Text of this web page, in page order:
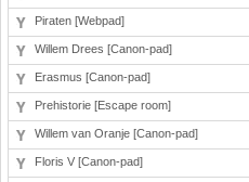
Piraten [Webpad]
Willem Drees [Canon-pad]
Erasmus [Canon-pad]
Prehistorie [Escape room]
Willem van Oranje [Canon-pad]
Floris V [Canon-pad]